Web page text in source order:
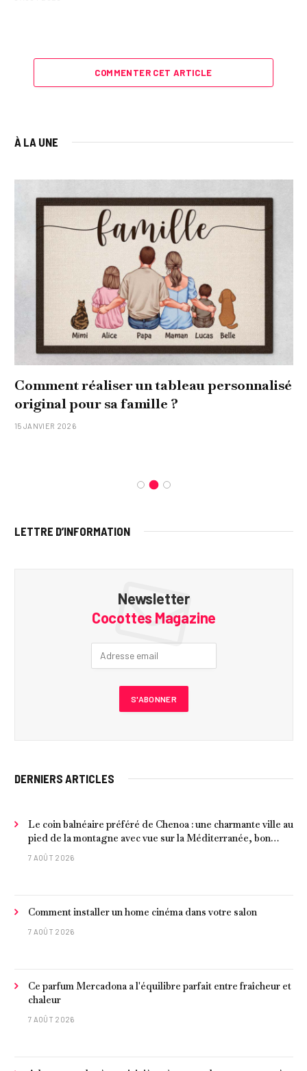
COMMENTER CET ARTICLE
À LA UNE
Comment réaliser un tableau personnalisé
original pour sa famille ?
15 JANVIER 2026
LETTRE D’INFORMATION
Newsletter
Cocottes Magazine
DERNIERS ARTICLES
Le coin balnéaire préféré de Chenoa : une charmante ville au
pied de la montagne avec vue sur la Méditerranée, bon
poisson et criques isolées
7 AOÛT 2026
Comment installer un home cinéma dans votre salon
7 AOÛT 2026
Ce parfum Mercadona a l'équilibre parfait entre fraîcheur et
chaleur
7 AOÛT 2026